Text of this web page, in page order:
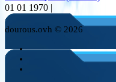
01 01 1970 |
dourous.ovh © 2026